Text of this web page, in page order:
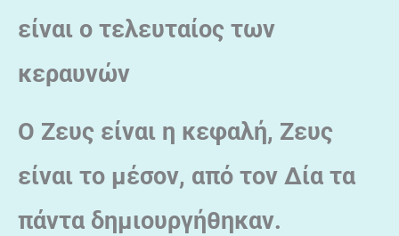
είναι ο τελευταίος των
κεραυνών
Ο Ζευς είναι η κεφαλή, Ζευς
είναι το μέσον, από τον Δία τα
πάντα δημιουργήθηκαν.